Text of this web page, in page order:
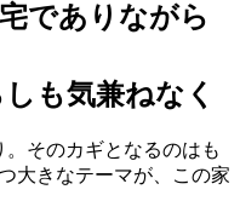
でありながら
も気兼ねなく
そのカギとなるのはも
大きなテーマが、この家